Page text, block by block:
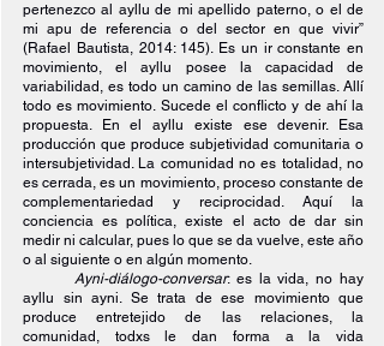
pertenezco al ayllu de mi apellido paterno, o el de
mi apu de referencia o del sector en que vivir”
(Rafael Bautista, 2014: 145). Es un ir constante en
movimiento, el ayllu posee la capacidad de
variabilidad, es todo un camino de las semillas. Allí
todo es movimiento. Sucede el conflicto y de ahí la
propuesta. En el ayllu existe ese devenir. Esa
producción que produce subjetividad comunitaria o
intersubjetividad. La comunidad no es totalidad, no
es cerrada, es un movimiento, proceso constante de
complementariedad y reciprocidad. Aquí la
conciencia es política, existe el acto de dar sin
medir ni calcular, pues lo que se da vuelve, este año
o al siguiente o en algún momento.
Ayni-diálogo-conversar: es la vida, no hay
ayllu sin ayni. Se trata de ese movimiento que
produce entretejido de las relaciones, la
comunidad, todxs le dan forma a la vida